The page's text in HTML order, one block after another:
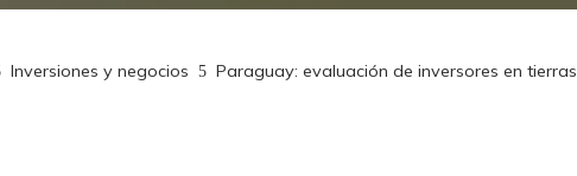
Inversiones y negocios Paraguay: evaluación de inversores en